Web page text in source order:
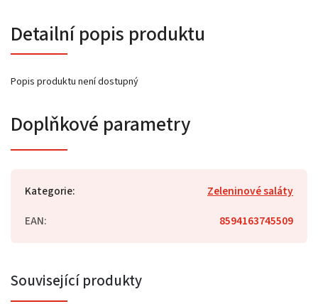
Detailní popis produktu
Popis produktu není dostupný
Doplňkové parametry
Kategorie:
Zeleninové saláty
EAN: 8594163745509
Související produkty